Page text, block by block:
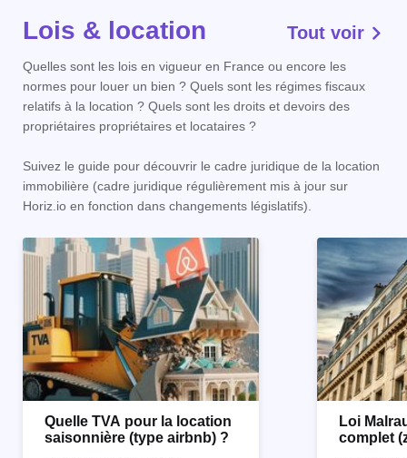
Lois & location Tout voir
Quelles sont les lois en vigueur en France ou encore les
normes pour louer un bien ? Quels sont les régimes fiscaux
relatifs à la location ? Quels sont les droits et devoirs des
propriétaires propriétaires et locataires ?
Suivez le guide pour découvrir le cadre juridique de la location
immobilière (cadre juridique régulièrement mis à jour sur
Horiz.io en fonction dans changements législatifs).
Quelle TVA pour la location
saisonnière (type airbnb) ?
Loi
complet